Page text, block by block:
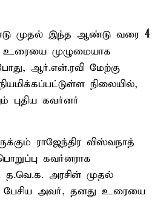
முதல் இந்த ஆண்டு வரை 4
முழுமையாக
ஆர்.என்.ரவி மேற்கு
நிலையில்,
புதிய கவர்னர்
ராஜேந்திர விஸ்வநாத்
கவர்னராக
த.வெ.க. அரசின் முதல்
பேசிய அவர், தனது உரையை